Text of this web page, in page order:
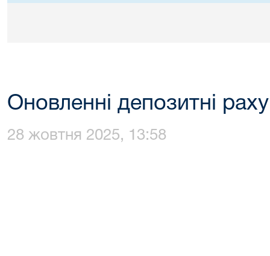
Оновленні депозитні
28 жовтня 2025, 13:58